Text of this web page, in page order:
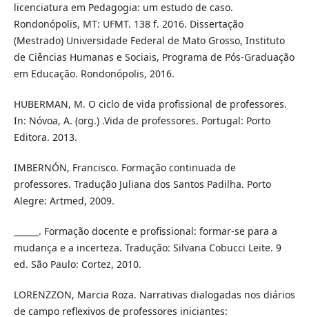
licenciatura em Pedagogia: um estudo de caso.
Rondonópolis, MT: UFMT. 138 f. 2016. Dissertação
(Mestrado) Universidade Federal de Mato Grosso, Instituto
de Ciências Humanas e Sociais, Programa de Pós-Graduação
em Educação. Rondonópolis, 2016.
HUBERMAN, M. O ciclo de vida profissional de professores.
In: Nóvoa, A. (org.) .Vida de professores. Portugal: Porto
Editora. 2013.
IMBERNÓN, Francisco. Formação continuada de
professores. Tradução Juliana dos Santos Padilha. Porto
Alegre: Artmed, 2009.
______. Formação docente e profissional: formar-se para a
mudança e a incerteza. Tradução: Silvana Cobucci Leite. 9
ed. São Paulo: Cortez, 2010.
LORENZZON, Marcia Roza. Narrativas dialogadas nos diários
de campo reflexivos de professores iniciantes: